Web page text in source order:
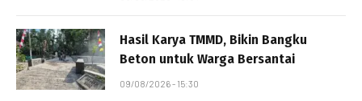
Hasil Karya TMMD, Bikin Bangku
Beton untuk Warga Bersantai
09/08/2026 - 15:30